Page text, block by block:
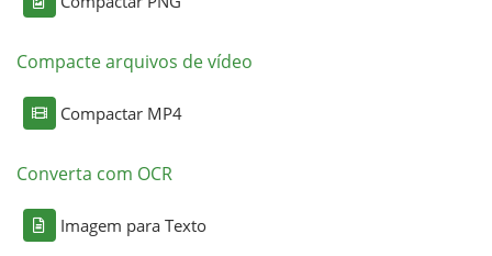
Compacte arquivos de vídeo
Compactar MP4
Converta com OCR
Imagem para Texto